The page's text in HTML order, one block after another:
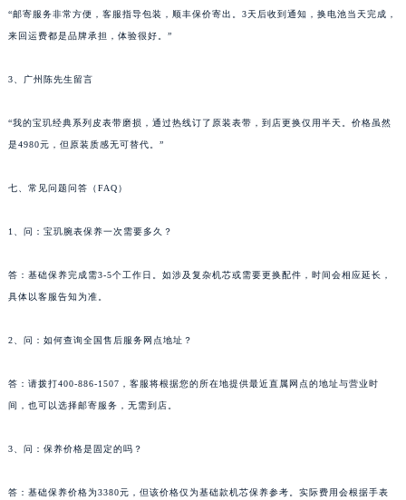
“邮寄服务非常方便，客服指导包装，顺丰保价寄出。3天后收到通知，换电池当天完成，
来回运费都是品牌承担，体验很好。”
3、广州陈先生留言
“我的宝玑经典系列皮表带磨损，通过热线订了原装表带，到店更换仅用半天。价格虽然
是4980元，但原装质感无可替代。”
七、常见问题问答（FAQ）
1、问：宝玑腕表保养一次需要多久？
答：基础保养完成需3-5个工作日。如涉及复杂机芯或需要更换配件，时间会相应延长，
具体以客服告知为准。
2、问：如何查询全国售后服务网点地址？
答：请拨打400-886-1507，客服将根据您的所在地提供最近直属网点的地址与营业时
间，也可以选择邮寄服务，无需到店。
3、问：保养价格是固定的吗？
答：基础保养价格为3380元，但该价格仅为基础款机芯保养参考。实际费用会根据手表